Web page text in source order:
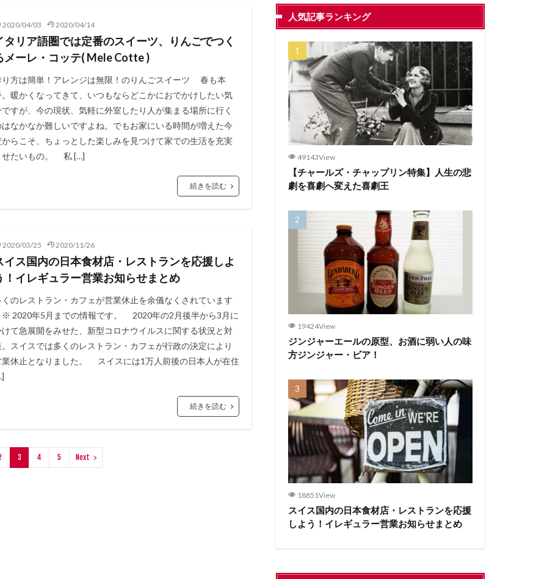
2020/04/03 2020/04/14
タリア語圏では定番のスイーツ、りんごでつく
メーレ・コッテ( Mele Cotte )
り方は簡単！アレンジは無限！のりんごスイーツ 春も本
。暖かくなってきて、いつもならどこかにおでかけしたい気
ですが、今の現状、気軽に外室したり人が集まる場所に行く
はなかなか難しいですよね。でもお家にいる時間が増えた今
からこそ、ちょっとした楽しみを見つけて家での生活を充実
せたいもの。 私 […]
続きを読む
2020/03/25 2020/11/26
イス国内の日本食材店・レストランを応援しよ
！イレギュラー営業お知らせまとめ
くのレストラン・カフェが営業休止を余儀なくされています
年5月までの情報です。 2020年の2月後半から3月に
けて急展開をみせた、新型コロナウイルスに関する状況と対
。スイスでは多くのレストラン・カフェが行政の決定により
業休止となりました。 スイスには1万人前後の日本人が在住
続きを読む
3 4 5 Next
人気記事ランキング
49143View
【チャールズ・チャップリン特集】人生の悲
劇を喜劇へ変えた喜劇王
19424View
ジンジャーエールの原型、お酒に弱い人の味
方ジンジャー・ビア！
18851View
スイス国内の日本食材店・レストランを応援
しよう！イレギュラー営業お知らせまとめ